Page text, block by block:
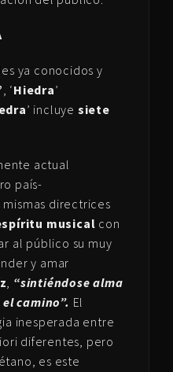
ya conocidos y
, ‘Hiedra’
’ incluye siete
actual
país-
directrices
musical con
al público su muy
y amar
, “sintiéndose alma
camino”. El
inesperada entre
diferentes, pero
es este